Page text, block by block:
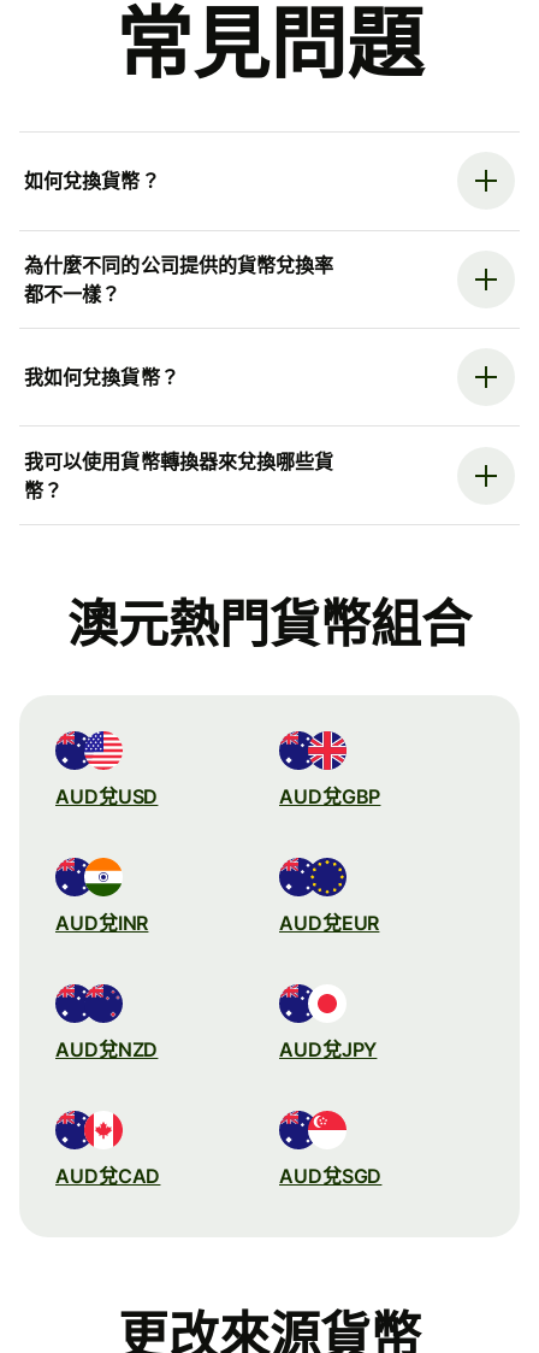
常見問題
如何兌換貨幣？
為什麼不同的公司提供的貨幣兌換率
都不一樣？
我如何兌換貨幣？
我可以使用貨幣轉換器來兌換哪些貨
幣？
澳元熱門貨幣組合
AUD兌USD AUD兌GBP
AUD兌INR AUD兌EUR
AUD兌NZD AUD兌JPY
AUD兌CAD AUD兌SGD
更改來源貨幣